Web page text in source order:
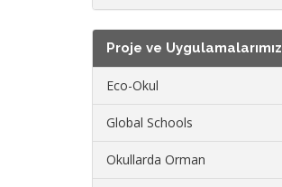
Proje ve Uygulamalarımız
Eco-Okul
Global Schools
Okullarda Orman